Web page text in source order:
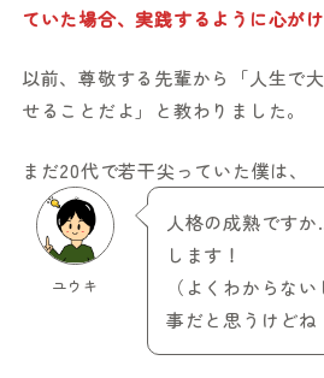
ていた場合、実践するように心がけ
以前、尊敬する先輩から「人生で
せることだよ」と教わりました。
まだ20代で若干尖っていた僕は、
ユウキ
人格の成熟です
します！
（よくわからな
事だと思うけどね